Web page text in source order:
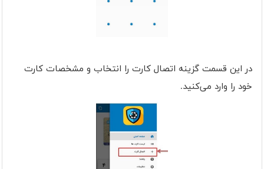
در این قسمت گزینه اتصال کارت را انتخاب و مشخصات کارت
خود را وارد می‌کنید.